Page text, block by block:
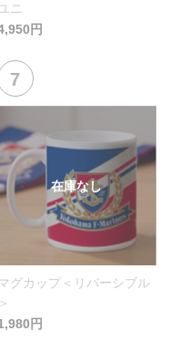
ユニ
円
グカップ＜リバーシブル
＞
円